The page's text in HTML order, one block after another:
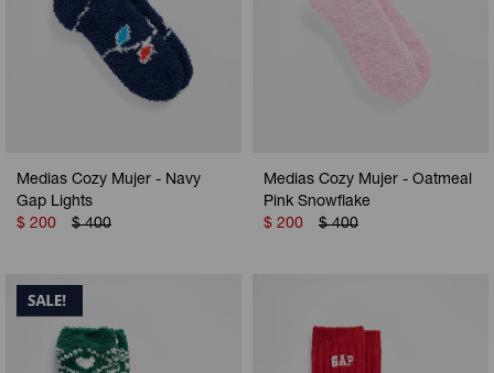
Medias Cozy Mujer - Navy
Gap Lights
$ 200 $ 400
Medias Cozy Mujer - Oatmeal
Pink Snowflake
$ 200 $ 400